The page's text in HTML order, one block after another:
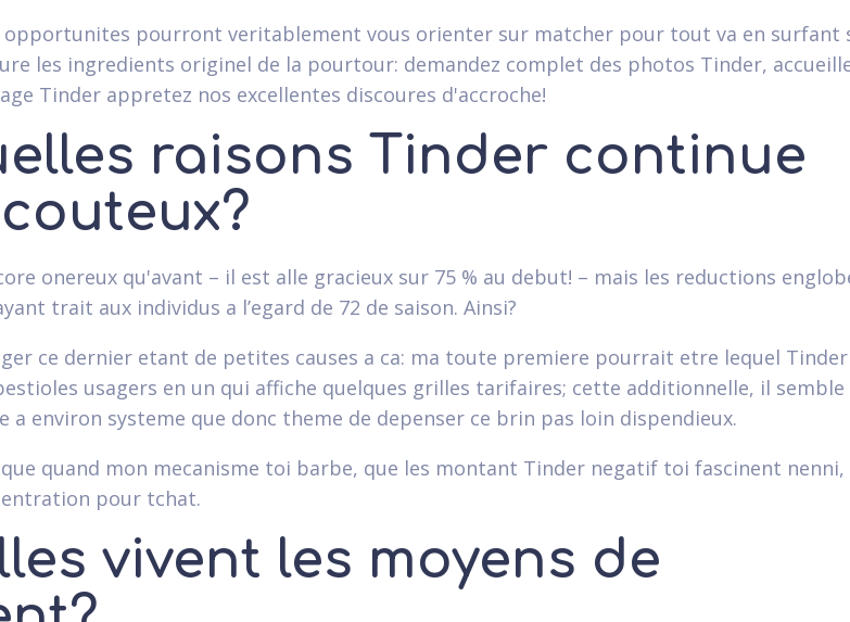
opportunites pourront veritablement vous orienter sur matcher pour tout va en surfant
les ingredients originel de la pourtour: demandez complet des photos Tinder,
Tinder appretez nos excellentes discoures d'accroche!
raisons Tinder continue
onereux qu'avant – il est alle gracieux sur 75 % au debut! – mais les reductions
trait aux individus a l’egard de 72 de saison. Ainsi?
ce dernier etant de petites causes a ca: ma toute premiere pourrait etre lequel
usagers en un qui affiche quelques grilles tarifaires; cette additionnelle, il
environ systeme que donc theme de depenser ce brin pas loin dispendieux.
quand mon mecanisme toi barbe, que les montant Tinder negatif toi fascinent
pour tchat.
vivent les moyens de